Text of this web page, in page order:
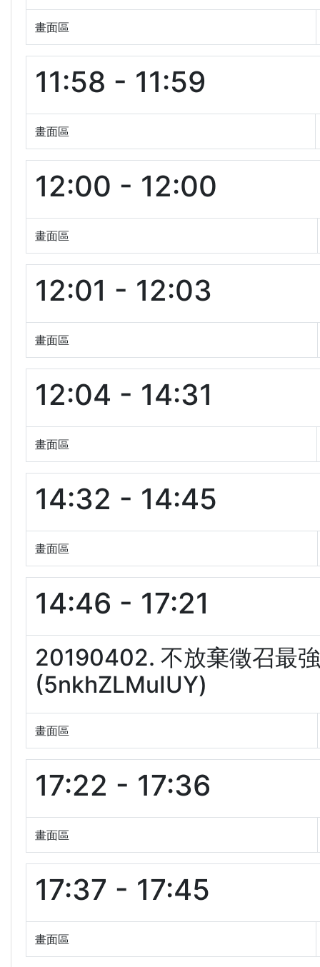
畫面區
11:58 - 11:59
畫面區
12:00 - 12:00
畫面區
12:01 - 12:03
畫面區
12:04 - 14:31
畫面區
14:32 - 14:45
畫面區
14:46 - 17:21
20190402. 不放棄徵召最
(5nkhZLMuIUY)
畫面區
17:22 - 17:36
畫面區
17:37 - 17:45
畫面區